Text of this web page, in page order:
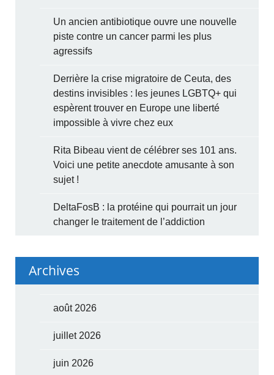
Un ancien antibiotique ouvre une nouvelle
piste contre un cancer parmi les plus
agressifs
Derrière la crise migratoire de Ceuta, des
destins invisibles : les jeunes LGBTQ+ qui
espèrent trouver en Europe une liberté
impossible à vivre chez eux
Rita Bibeau vient de célébrer ses 101 ans.
Voici une petite anecdote amusante à son
sujet !
DeltaFosB : la protéine qui pourrait un jour
changer le traitement de l’addiction
Archives
août 2026
juillet 2026
juin 2026